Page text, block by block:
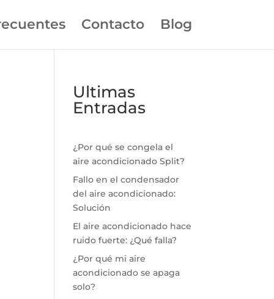
Contacto Blog
Ultimas
Entradas
¿Por qué se congela el
aire acondicionado Split?
Fallo en el condensador
del aire acondicionado:
Solución
El aire acondicionado hace
ruido fuerte: ¿Qué falla?
¿Por qué mi aire
acondicionado se apaga
solo?